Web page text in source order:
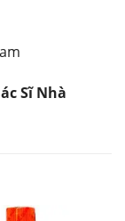
Sĩ Nhà